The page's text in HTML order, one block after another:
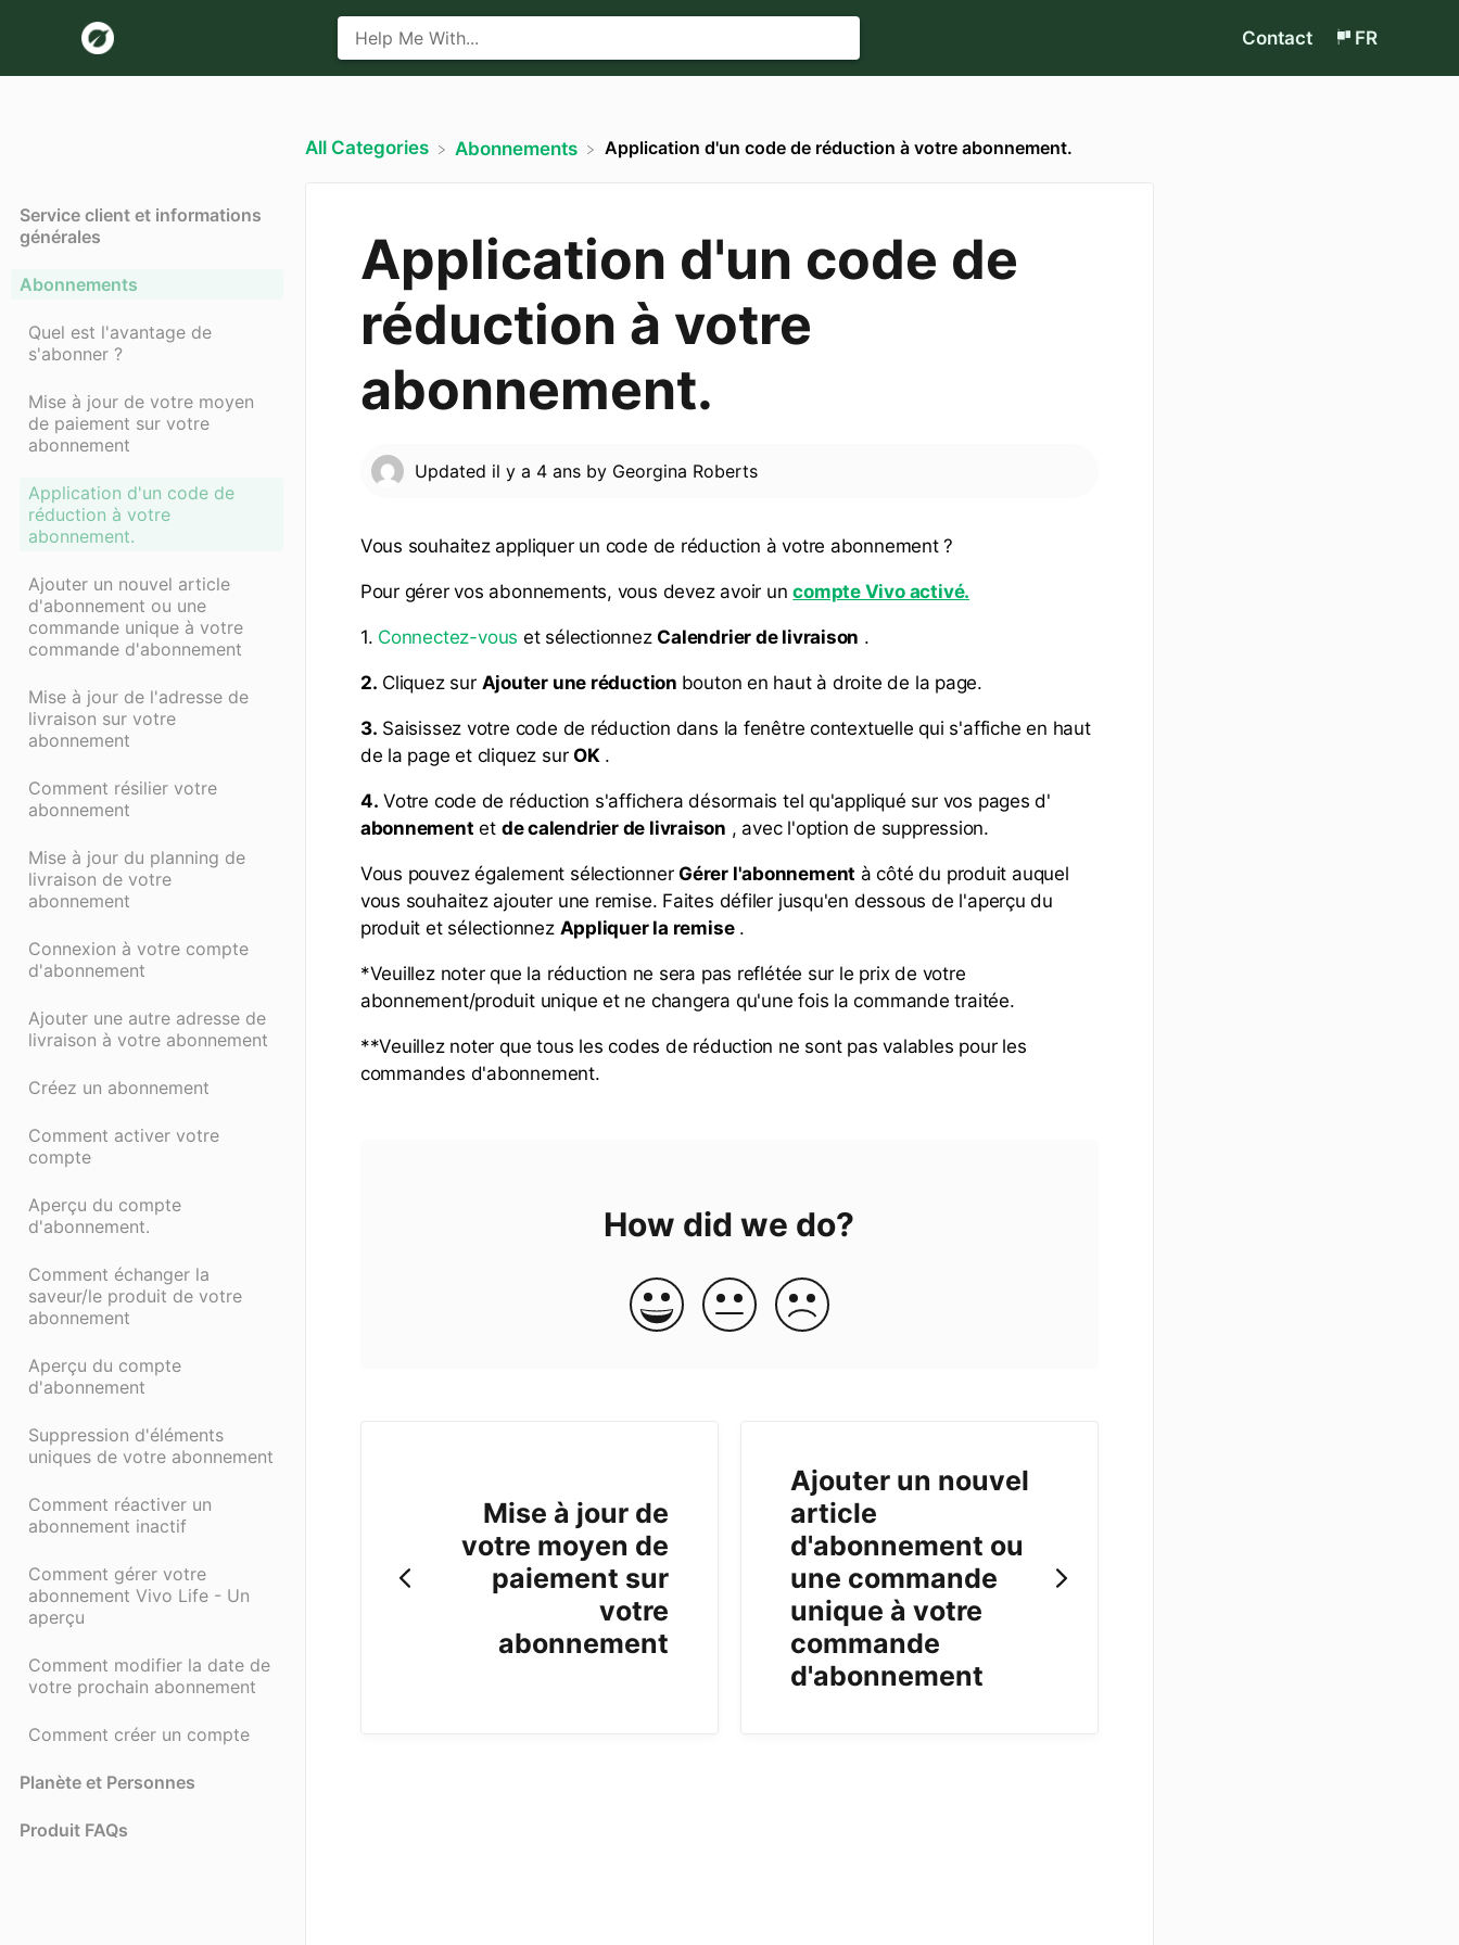
Contact FR
Service client et informations
générales
Abonnements
Quel est l'avantage de
s'abonner ?
Mise à jour de votre moyen
de paiement sur votre
abonnement
Application d'un code de
réduction à votre
abonnement.
Ajouter un nouvel article
d'abonnement ou une
commande unique à votre
commande d'abonnement
Mise à jour de l'adresse de
livraison sur votre
abonnement
Comment résilier votre
abonnement
Mise à jour du planning de
livraison de votre
abonnement
Connexion à votre compte
d'abonnement
Ajouter une autre adresse de
livraison à votre abonnement
Créez un abonnement
Comment activer votre
compte
Aperçu du compte
d'abonnement.
Comment échanger la
saveur/le produit de votre
abonnement
Aperçu du compte
d'abonnement
Suppression d'éléments
uniques de votre abonnement
Comment réactiver un
abonnement inactif
Comment gérer votre
abonnement Vivo Life - Un
aperçu
Comment modifier la date de
votre prochain abonnement
Comment créer un compte
Planète et Personnes
Produit FAQs
All Categories ​Abonnements Application d'un code de réduction à votre abonnement.
Application d'un code de
réduction à votre
abonnement.
Updated il y a 4 ans by Georgina Roberts
Vous souhaitez appliquer un code de réduction à votre abonnement ?
Pour gérer vos abonnements, vous devez avoir uncompte Vivo activé.
1. Connectez-vous et sélectionnezCalendrier de livraison .
2. Cliquez sur Ajouter une réduction bouton en haut à droite de la page.
3. Saisissez votre code de réduction dans la fenêtre contextuelle qui s'affiche en haut
de la page et cliquez surOK.
4. Votre code de réduction s'affichera désormais tel qu'appliqué sur vos pages d'
abonnement et de calendrier de livraison , avec l'option de suppression.
Vous pouvez également sélectionnerGérer l'abonnement à côté du produit auquel
vous souhaitez ajouter une remise. Faites défiler jusqu'en dessous de l'aperçu du
produit et sélectionnez Appliquer la remise.
*Veuillez noter que la réduction ne sera pas reflétée sur le prix de votre
abonnement/produit unique et ne changera qu'une fois la commande traitée.
**Veuillez noter que tous les codes de réduction ne sont pas valables pour les
commandes d'abonnement.
How did we do?
Mise à jour de
votre moyen de
paiement sur
votre
abonnement
Ajouter un nouvel
article
d'abonnement ou
une commande
unique à votre
commande
d'abonnement